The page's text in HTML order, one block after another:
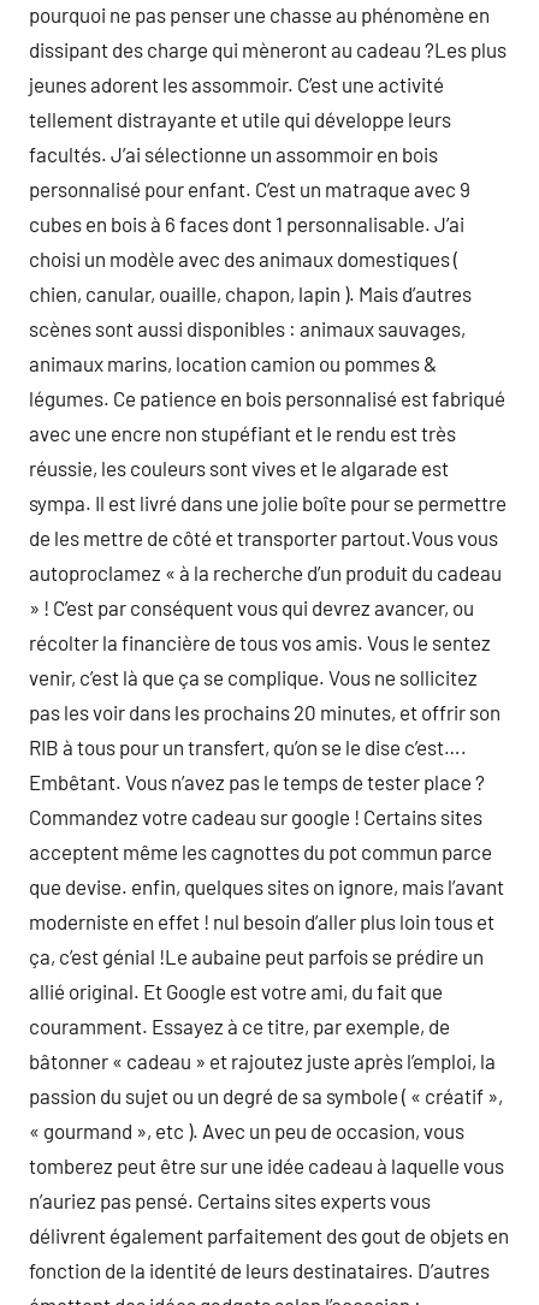
pourquoi ne pas penser une chasse au phénomène en
dissipant des charge qui mèneront au cadeau ?Les plus
jeunes adorent les assommoir. C’est une activité
tellement distrayante et utile qui développe leurs
facultés. J’ai sélectionne un assommoir en bois
personnalisé pour enfant. C’est un matraque avec 9
cubes en bois à 6 faces dont 1 personnalisable. J’ai
choisi un modèle avec des animaux domestiques (
chien, canular, ouaille, chapon, lapin ). Mais d’autres
scènes sont aussi disponibles : animaux sauvages,
animaux marins, location camion ou pommes &
légumes. Ce patience en bois personnalisé est fabriqué
avec une encre non stupéfiant et le rendu est très
réussie, les couleurs sont vives et le algarade est
sympa. Il est livré dans une jolie boîte pour se permettre
de les mettre de côté et transporter partout.Vous vous
autoproclamez « à la recherche d’un produit du cadeau
» ! C’est par conséquent vous qui devrez avancer, ou
récolter la financière de tous vos amis. Vous le sentez
venir, c’est là que ça se complique. Vous ne sollicitez
pas les voir dans les prochains 20 minutes, et offrir son
RIB à tous pour un transfert, qu’on se le dise c’est….
Embêtant. Vous n’avez pas le temps de tester place ?
Commandez votre cadeau sur google ! Certains sites
acceptent même les cagnottes du pot commun parce
que devise. enfin, quelques sites on ignore, mais l’avant
moderniste en effet ! nul besoin d’aller plus loin tous et
ça, c’est génial !Le aubaine peut parfois se prédire un
allié original. Et Google est votre ami, du fait que
couramment. Essayez à ce titre, par exemple, de
bâtonner « cadeau » et rajoutez juste après l’emploi, la
passion du sujet ou un degré de sa symbole ( « créatif »,
« gourmand », etc ). Avec un peu de occasion, vous
tomberez peut être sur une idée cadeau à laquelle vous
n’auriez pas pensé. Certains sites experts vous
délivrent également parfaitement des gout de objets en
fonction de la identité de leurs destinataires. D’autres